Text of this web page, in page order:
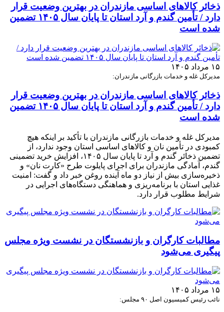
ذخائر کالاهای اساسی مازندران در بهترین وضعیت قرار
دارد / تأمین گندم و آرد استان تا پایان سال ۱۴۰۵ تضمین
شده است
۱۵ مرداد ۱۴۰۵
مدیرکل غله و خدمات بازرگانی مازندران:
ذخائر کالاهای اساسی مازندران در بهترین وضعیت قرار
دارد / تأمین گندم و آرد استان تا پایان سال ۱۴۰۵ تضمین
شده است
مدیرکل غله و خدمات بازرگانی مازندران با تأکید بر اینکه هیچ
کمبودی در تأمین نان و کالاهای اساسی استان وجود ندارد، از
تضمین ذخائر گندم و آرد تا پایان سال ۱۴۰۵، افزایش خرید تضمینی
گندم، آمادگی مازندران برای اجرای پایلوت طرح «کارت نان» و
ذخیره‌سازی بیش از نیاز دو ماه آینده روغن خبر داد و گفت: امنیت
غذایی استان با برنامه‌ریزی و هماهنگی دستگاه‌های اجرایی در
شرایط مطلوب قرار دارد.
مطالبات کارگران و بازنشستگان در نشست ویژه مجلس
پیگیری می‌شود
۱۵ مرداد ۱۴۰۵
نائب رئیس کمیسیون اصل ۹۰ مجلس: